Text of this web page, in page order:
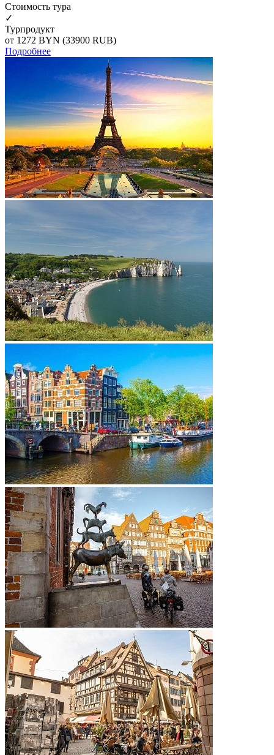
Cтоимость тура
✓
Турпродукт
от 1272 BYN (33900 RUB)
Подробнее